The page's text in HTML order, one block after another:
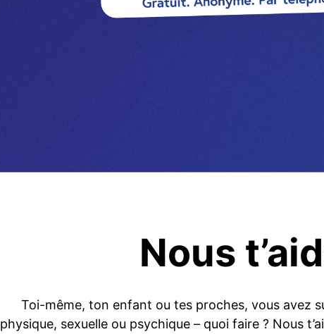
Nous
Toi-même, ton enfant ou tes proches, vous avez
physique, sexuelle ou psychique – quoi faire ? Nous